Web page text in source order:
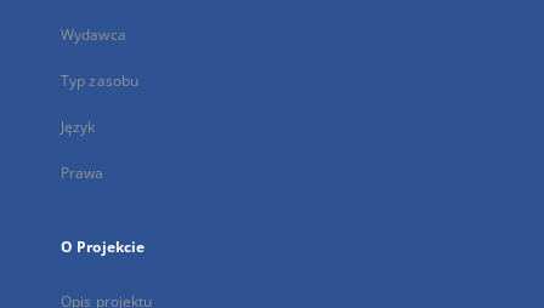
Wydawca
Typ zasobu
Język
Prawa
O Projekcie
Opis projektu